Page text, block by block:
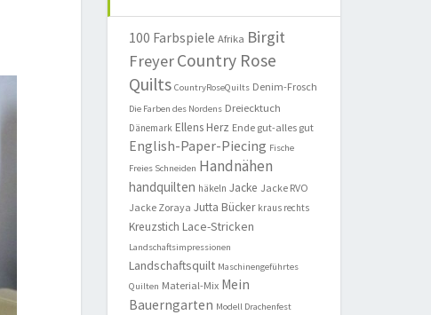
100 Farbspiele Afrika Birgit
FreyerCountry Rose
Quilts CountryRoseQuilts Denim-Frosch
Die Farben des Nordens Dreiecktuch
Dänemark Ellens Herz Ende gut-alles gut
English-Paper-Piecing Fische
Freies Schneiden Handnähen
handquilten häkeln Jacke Jacke RVO
Jacke Zoraya Jutta Bücker kraus rechts
Kreuzstich Lace-Stricken
Landschaftsimpressionen
Landschaftsquilt Maschinengeführtes
Quilten Material-Mix Mein
Bauerngarten Modell Drachenfest